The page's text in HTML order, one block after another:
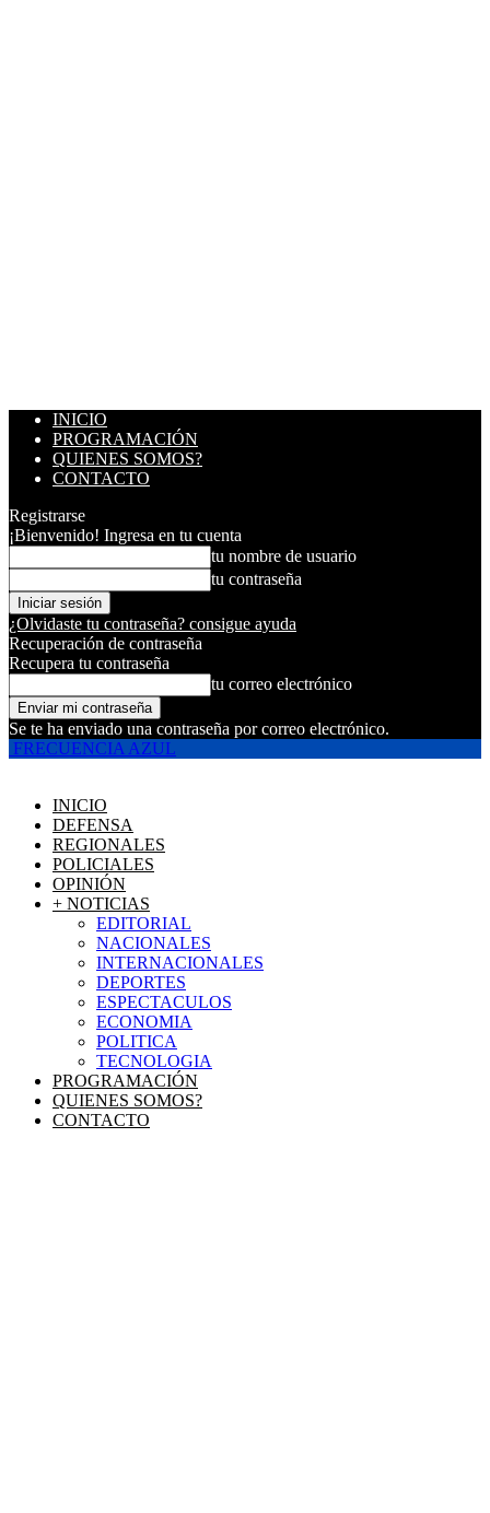
INICIO
PROGRAMACIÓN
QUIENES SOMOS?
CONTACTO
Registrarse
¡Bienvenido! Ingresa en tu cuenta
tu nombre de usuario
tu contraseña
¿Olvidaste tu contraseña? consigue ayuda
Recuperación de contraseña
Recupera tu contraseña
tu correo electrónico
Se te ha enviado una contraseña por correo electrónico.
FRECUENCIA AZUL
INICIO
DEFENSA
REGIONALES
POLICIALES
OPINIÓN
+ NOTICIAS
EDITORIAL
NACIONALES
INTERNACIONALES
DEPORTES
ESPECTACULOS
ECONOMIA
POLITICA
TECNOLOGIA
PROGRAMACIÓN
QUIENES SOMOS?
CONTACTO